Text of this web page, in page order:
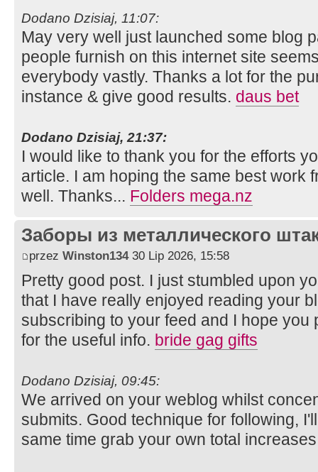
Dodano Dzisiaj, 11:07:
May very well just launched some blog
people furnish on this internet site
everybody vastly. Thanks a lot for the
instance & give good results. daus bet
Dodano Dzisiaj, 21:37:
I would like to thank you for the efforts
article. I am hoping the same best work
well. Thanks... Folders mega.nz
Заборы из металлического
przez Winston13430 Lip 2026, 15:58
Pretty good post. I just stumbled upon
that I have really enjoyed reading your
subscribing to your feed and I hope you
for the useful info. bride gag gifts
Dodano Dzisiaj, 09:45:
We arrived on your weblog whilst
submits. Good technique for following,
same time grab your own total